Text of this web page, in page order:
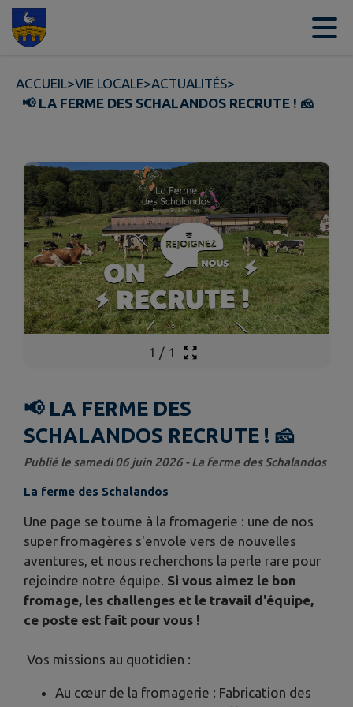
Contenu
ACCUEIL>VIE LOCALE>ACTUALITÉS>
📢 LA FERME DES SCHALANDOS RECRUTE ! 🧀
1 / 1
📢 LA FERME DES
SCHALANDOS RECRUTE ! 🧀
Publié le samedi 06 juin 2026 - La ferme des Schalandos
La ferme des Schalandos
Une page se tourne à la fromagerie : une de nos
super fromagères s'envole vers de nouvelles
aventures, et nous recherchons la perle rare pour
rejoindre notre équipe. Si vous aimez le bon
fromage, les challenges et le travail d'équipe,
ce poste est fait pour vous !
Vos missions au quotidien :
Au cœur de la fromagerie : Fabrication des